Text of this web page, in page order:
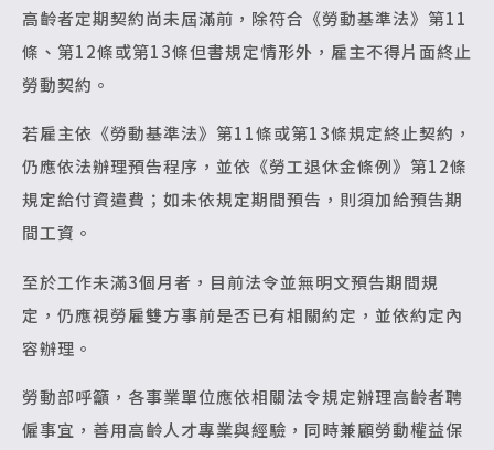
高齡者定期契約尚未屆滿前，除符合《勞動基準法》第11
條、第12條或第13條但書規定情形外，雇主不得片面終止
勞動契約。
若雇主依《勞動基準法》第11條或第13條規定終止契約，
仍應依法辦理預告程序，並依《勞工退休金條例》第12條
規定給付資遣費；如未依規定期間預告，則須加給預告期
間工資。
至於工作未滿3個月者，目前法令並無明文預告期間規
定，仍應視勞雇雙方事前是否已有相關約定，並依約定內
容辦理。
勞動部呼籲，各事業單位應依相關法令規定辦理高齡者聘
僱事宜，善用高齡人才專業與經驗，同時兼顧勞動權益保